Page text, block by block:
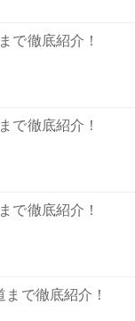
で徹底紹介！
で徹底紹介！
で徹底紹介！
で徹底紹介！